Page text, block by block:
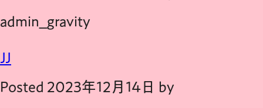
プライバシーポリシー
admin_gravity
JJ
Posted 2023年12月14日 by